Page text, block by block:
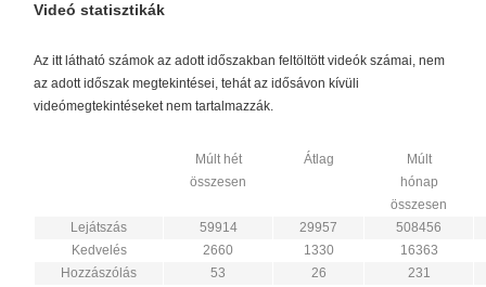
Videó statisztikák
Az itt látható számok az adott időszakban feltöltött videók számai, nem
az adott időszak megtekintései, tehát az idősávon kívüli
videómegtekintéseket nem tartalmazzák.
Múlt hét
összesen
Átlag
Múlt
hónap
összesen
Lejátszás
59914 29957
508456
Kedvelés
2660 1330
16363
Hozzászólás
53 26
231